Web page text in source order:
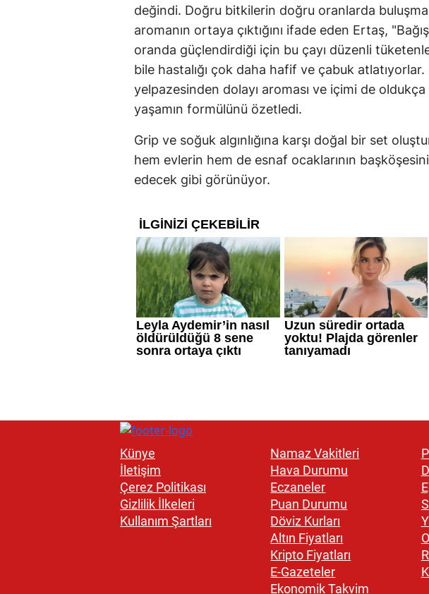
değindi. Doğru bitkilerin doğru oranlarda
aromanın ortaya çıktığını ifade eden Ertaş,
oranda güçlendirdiği için bu çayı düzenli
bile hastalığı çok daha hafif ve çabuk
yelpazesinden dolayı aroması ve içimi de oldukça
yaşamın formülünü özetledi.
Grip ve soğuk algınlığına karşı doğal bir set
hem evlerin hem de esnaf ocaklarının
edecek gibi görünüyor.
Künye
İletişim
Çerez Politikası
Gizlilik İlkeleri
Kullanım Şartları
Namaz Vakitleri
Hava Durumu
Eczaneler
Puan Durumu
Döviz Kurları
Altın Fiyatları
Kripto Fiyatları
E-Gazeteler
Ekonomik Takvim